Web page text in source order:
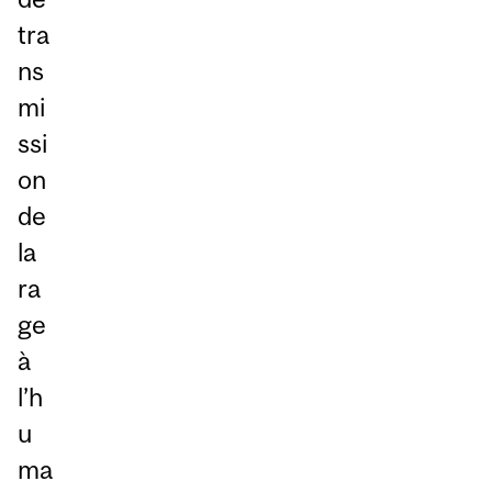
tra
ns
mi
ssi
on
de
la
ra
ge
à
l’h
u
ma